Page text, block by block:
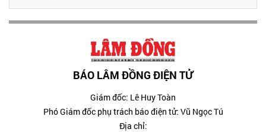
BÁO LÂM ĐỒNG ĐIỆN TỬ
Giám đốc: Lê Huy Toàn
Phó Giám đốc phụ trách báo điện tử: Vũ Ngọc Tú
Địa chỉ: